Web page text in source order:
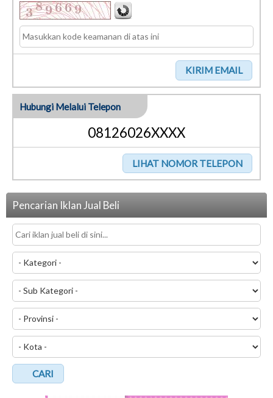
Hubungi Melalui Telepon
08126026XXXX
Pencarian Iklan Jual Beli
CARI